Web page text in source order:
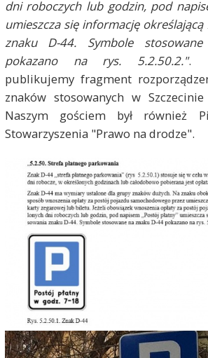
dni roboczych lub godzin, pod
umieszcza się informację
znaku D-44. Symbole
pokazano na rys. 5.2.50.2.".
publikujemy fragment
znaków stosowanych w
Naszym gościem był również
Stowarzyszenia "Prawo na drodze".